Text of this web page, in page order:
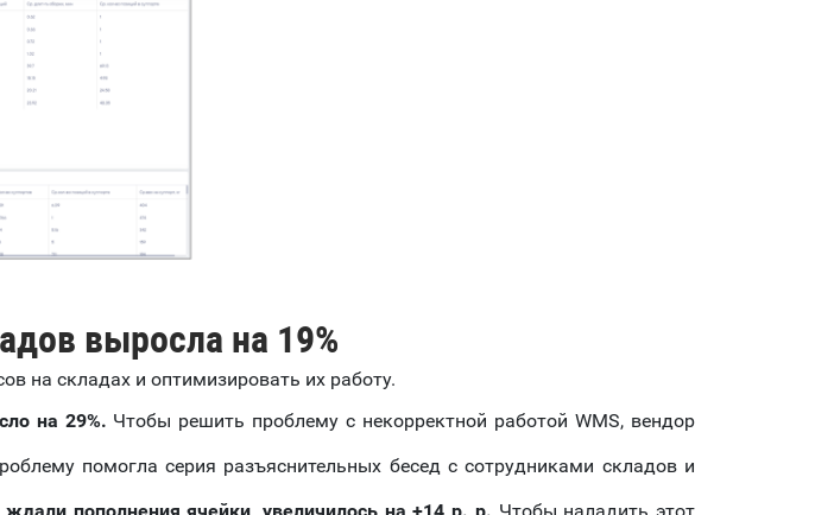
выросла на 19%
на складах и оптимизировать их работу.
на 29%. Чтобы решить проблему с некорректной работой WMS, вендор
помогла серия разъяснительных бесед с сотрудниками складов и